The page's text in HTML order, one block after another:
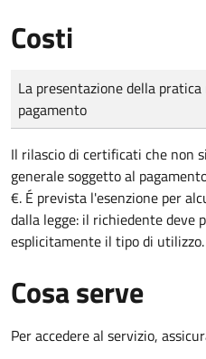
Costi
Tipo di pagamento
Importo
La presentazione della
pagamento
Il rilascio di certificati che non
generale soggetto al
€. É prevista l'esenzione per
dalla legge: il richiedente deve
esplicitamente il tipo di utilizzo.
Cosa serve
Per accedere al servizio,